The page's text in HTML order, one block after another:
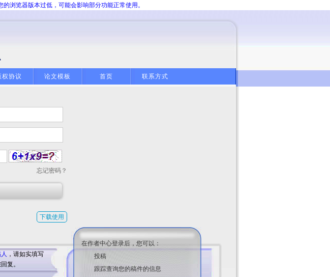
浏览器版本过低，可能会影响部分功能正常使用。
权协议 论文模板 首页 联系方式
忘记密码？
下载使用
，请如实填写
复。
在作者中心登录后，您可以：
投稿
跟踪查询您的稿件的信息